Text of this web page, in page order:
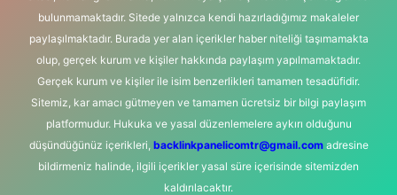
bulunmamaktadır. Sitede yalnızca kendi hazırladığımız makaleler
paylaşılmaktadır. Burada yer alan içerikler haber niteliği taşımamakta
olup, gerçek kurum ve kişiler hakkında paylaşım yapılmamaktadır.
Gerçek kurum ve kişiler ile isim benzerlikleri tamamen tesadüfidir.
Sitemiz, kar amacı gütmeyen ve tamamen ücretsiz bir bilgi paylaşım
platformudur. Hukuka ve yasal düzenlemelere aykırı olduğunu
düşündüğünüz içerikleri, backlinkpanelicomtr@gmail.comadresine
bildirmeniz halinde, ilgili içerikler yasal süre içerisinde sitemizden
kaldırılacaktır.